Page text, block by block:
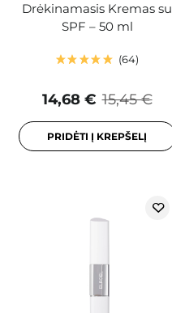
Drėkinamasis Kremas su
SPF – 50 ml
64
15,45 €
14,68 €
PRIDĖTI Į KREPŠELĮ